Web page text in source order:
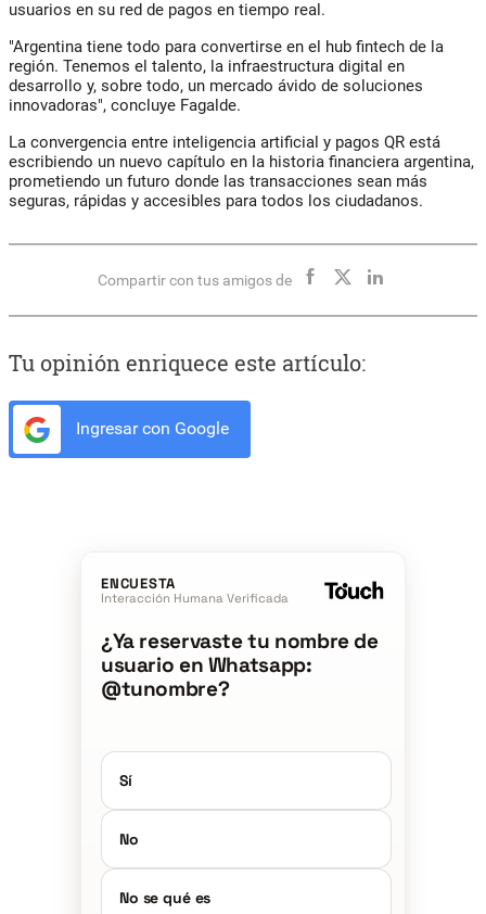
usuarios en su red de pagos en tiempo real.
"Argentina tiene todo para convertirse en el hub fintech de la
región. Tenemos el talento, la infraestructura digital en
desarrollo y, sobre todo, un mercado ávido de soluciones
innovadoras", concluye Fagalde.
La convergencia entre inteligencia artificial y pagos QR está
escribiendo un nuevo capítulo en la historia financiera argentina,
prometiendo un futuro donde las transacciones sean más
seguras, rápidas y accesibles para todos los ciudadanos.
Compartir con tus amigos de
Tu opinión enriquece este artículo:
Ingresar con Google
ENCUESTA
Interacción Humana Verificada
¿Ya reservaste tu nombre de
usuario en Whatsapp:
@tunombre?
Sí
No
No se qué es